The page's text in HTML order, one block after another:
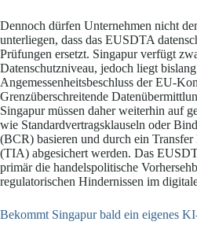
Dennoch dürfen Unternehmen nicht
unterliegen, dass das EUSDTA
Prüfungen ersetzt. Singapur verfügt
Datenschutzniveau, jedoch liegt
Angemessenheitsbeschluss der EU-
Grenzüberschreitende
Singapur müssen daher weiterhin auf
wie Standardvertragsklauseln oder
(BCR) basieren und durch ein Transfer
(TIA) abgesichert werden. Das
primär die handelspolitische
regulatorischen Hindernissen im
Bekommt Singapur bald ein eigenes